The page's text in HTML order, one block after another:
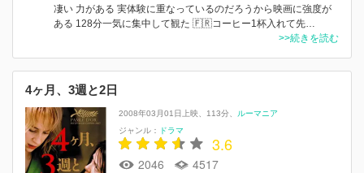
凄い 力がある 実体験に重なっているのだろうから映画に強度が
ある 128分一気に集中して観た 🇫🇷コーヒー1杯入れて先…
>>続きを読む
4ヶ月、3週と2日
2008年03月01日上映 113分
ルーマニア
ジャンル：
ドラマ
3.6
2046 4517